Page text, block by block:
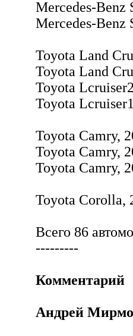
Mercedes-Benz
Mercedes-Benz
Toyota Lаnd
Toyota Lаnd
Toyota
Toyota
Toyota Camry,
Toyota Camry,
Toyota Camry,
Toyota Corolla,
Всего 86
---------
Комментарий
Андрей